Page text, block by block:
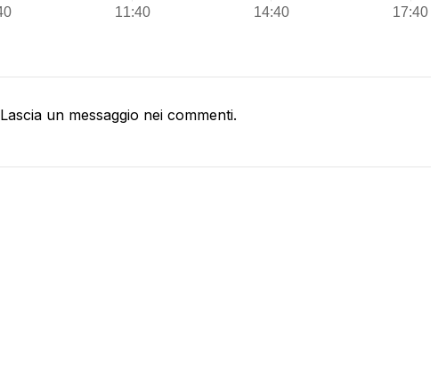
Lascia un messaggio nei commenti.